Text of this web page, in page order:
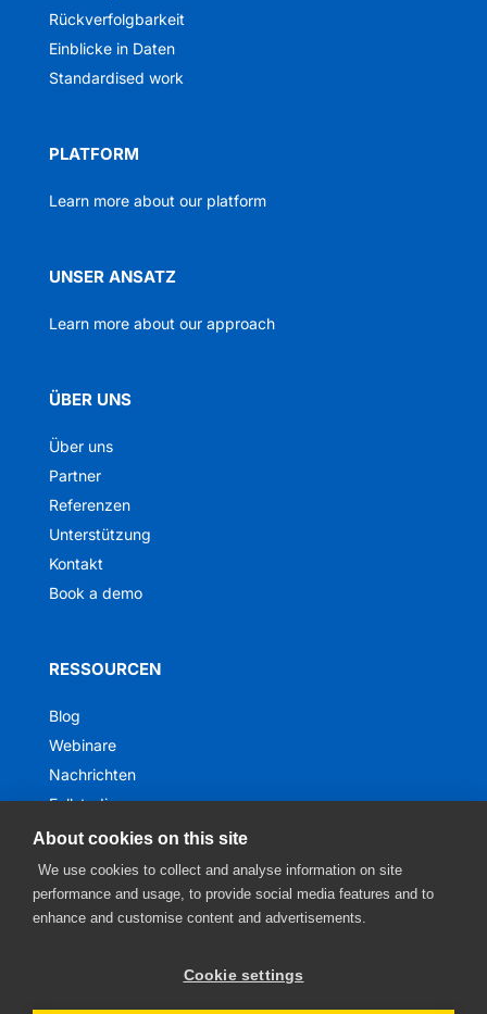
Rückverfolgbarkeit
Einblicke in Daten
Standardised work
PLATFORM
Learn more about our platform
UNSER ANSATZ
Learn more about our approach
ÜBER UNS
Über uns
Partner
Referenzen
Unterstützung
Kontakt
Book a demo
RESSOURCEN
Blog
Webinare
Nachrichten
Fallstudien
Ebooks
About cookies on this site
We use cookies to collect and analyse information on site
performance and usage, to provide social media features and to
enhance and customise content and advertisements.
Cookie settings